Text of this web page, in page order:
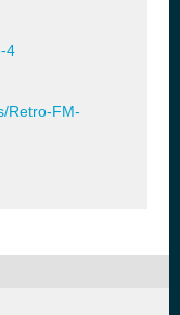
4
Retro-FM-